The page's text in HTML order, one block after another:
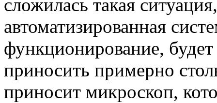
сложилась такая
автоматизированная
функционирование,
приносить примерно
приносит микроскоп,